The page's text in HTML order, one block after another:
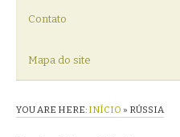
Contato
Mapa do site
YOU ARE HERE: INÍCIO » RÚSSIA